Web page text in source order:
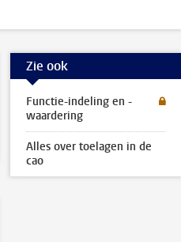
Zie ook
Functie-indeling en -
waardering
Alles over toelagen in de
cao